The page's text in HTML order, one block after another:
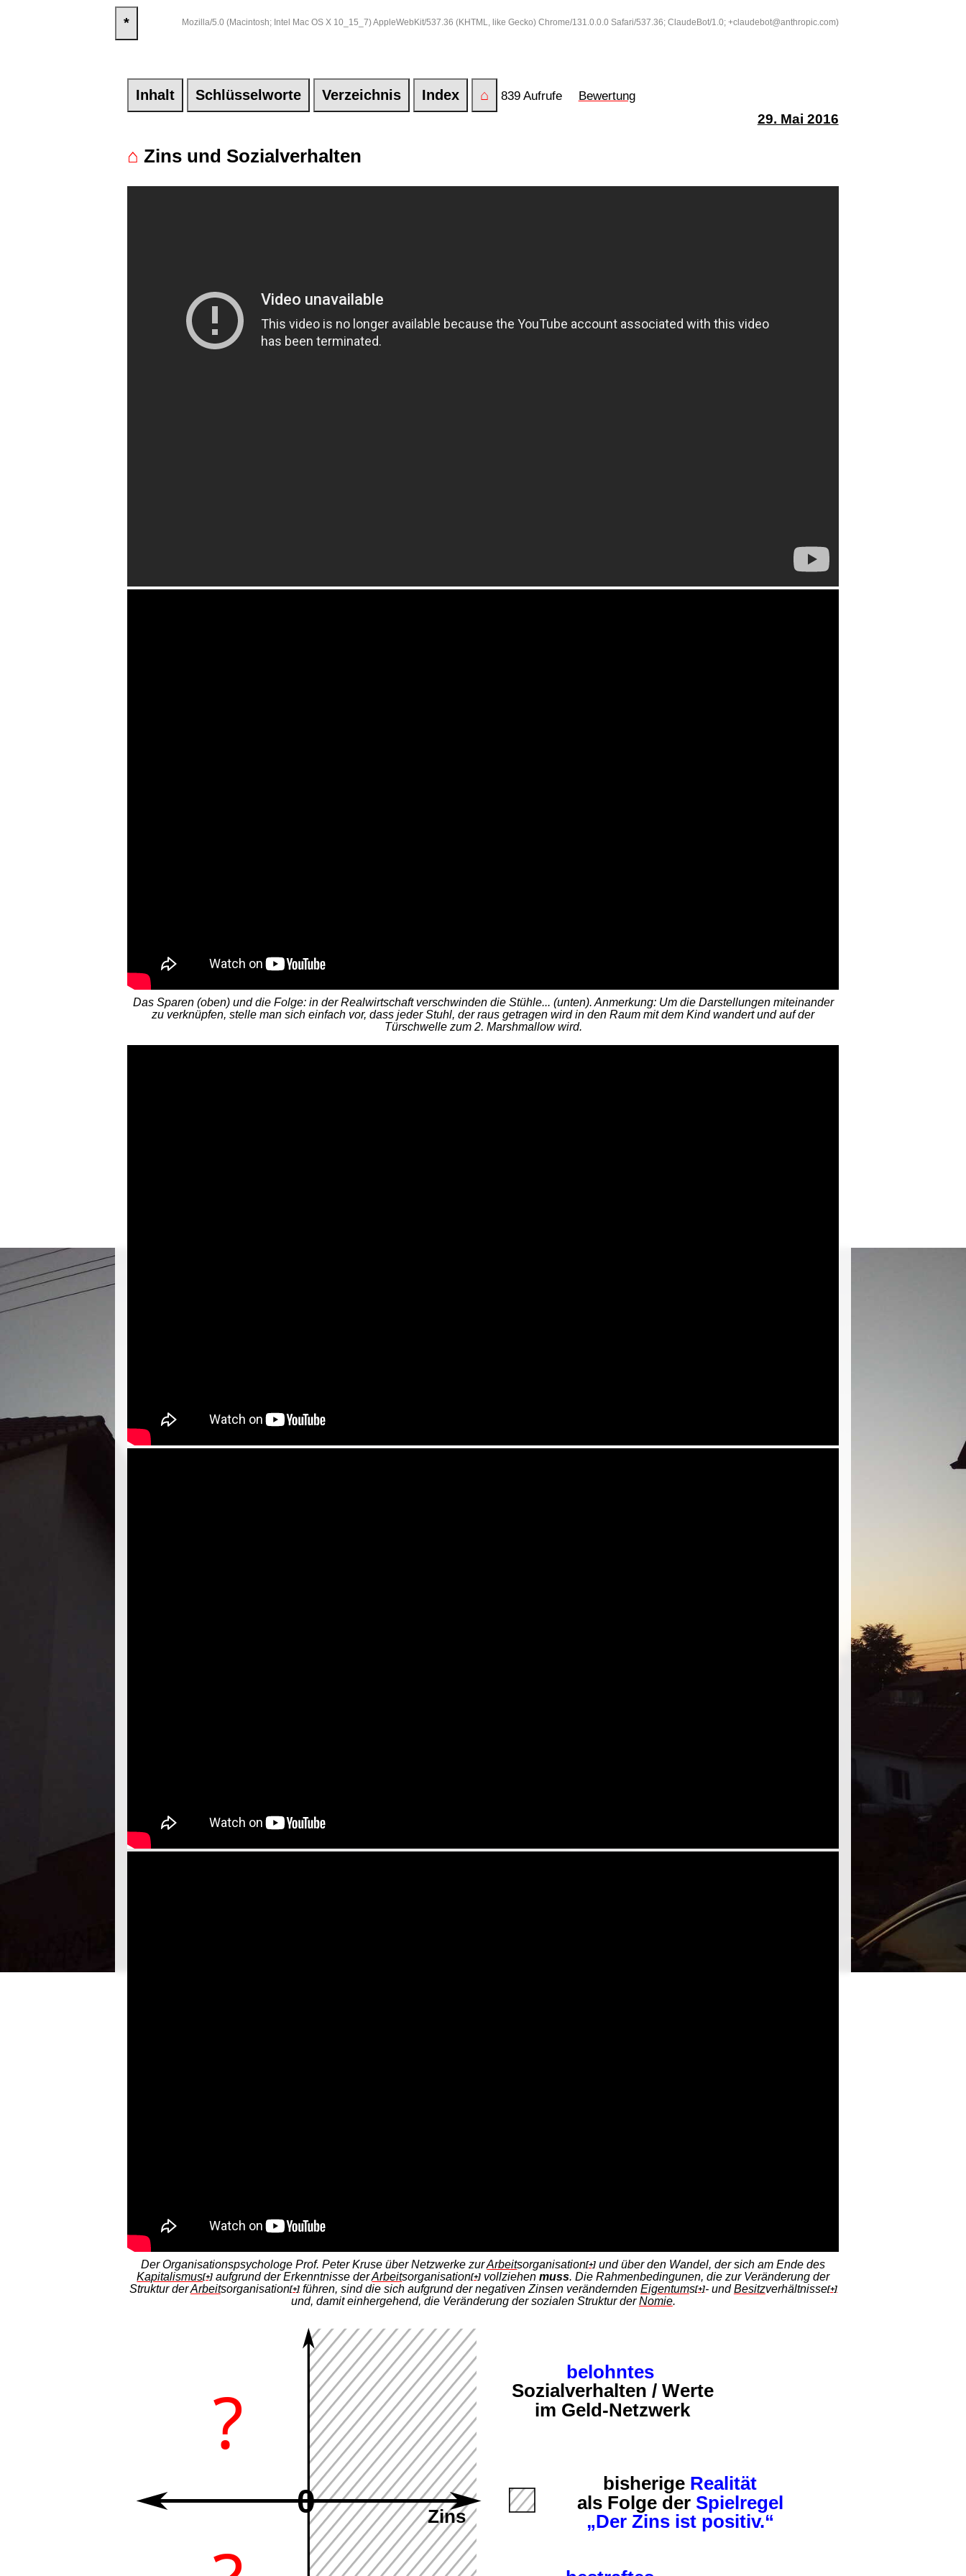
* Mozilla/5.0 (Macintosh; Intel Mac OS X 10_15_7) AppleWebKit/537.36 (KHTML, like Gecko) Chrome/131.0.0.0 Safari/537.36; ClaudeBot/1.0; +claudebot@anthropic.com)
Inhalt Schlüsselworte Verzeichnis Index ⌂ 839 Aufrufe Bewertung
29. Mai 2016
⌂ Zins und Sozialverhalten
Das Sparen (oben) und die Folge: in der Realwirtschaft verschwinden die Stühle... (unten). Anmerkung: Um die Darstellungen miteinander
zu verknüpfen, stelle man sich einfach vor, dass jeder Stuhl, der raus getragen wird in den Raum mit dem Kind wandert und auf der
Türschwelle zum 2. Marshmallow wird.
Der Organisationspsychologe Prof. Peter Kruse über Netzwerke zurArbeitsorganisation[+] und über den Wandel, der sich am Ende des
Kapitalismus[+] aufgrund der Erkenntnisse derArbeitsorganisation[+] vollziehenmuss. Die Rahmenbedingunen, die zur Veränderung der
Struktur derArbeitsorganisation[+]führen, sind die sich aufgrund der negativen Zinsen verändernden Eigentums[+]- undBesitzverhältnisse[+]
und, damit einhergehend, die Veränderung der sozialen Struktur derNomie.